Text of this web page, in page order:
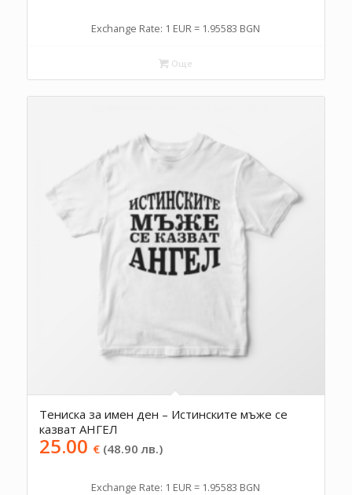
Exchange Rate: 1 EUR = 1.95583 BGN
Още
Тениска за имен ден – Истинските мъже се
казват АНГЕЛ
25.00 €(48.90 лв.)
Exchange Rate: 1 EUR = 1.95583 BGN